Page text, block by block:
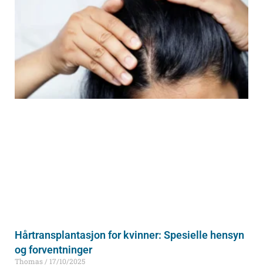
Hårtransplantasjon for kvinner: Spesielle hensyn
og forventninger
Thomas 17/10/2025